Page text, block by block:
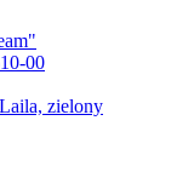
00
zielony